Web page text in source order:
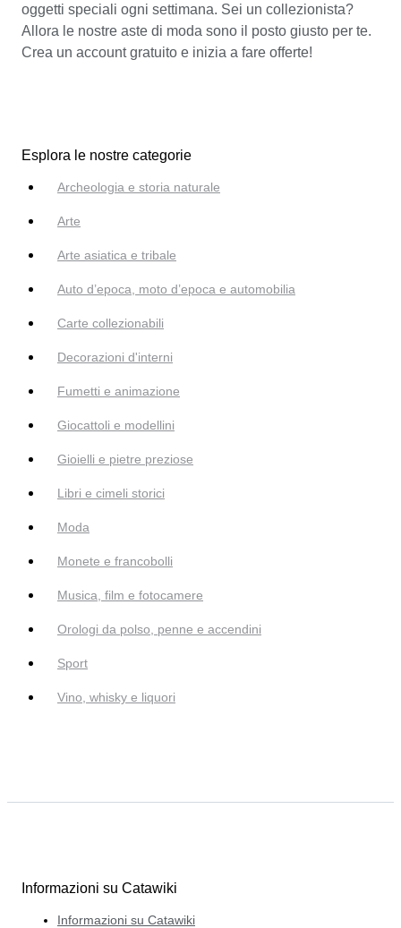
oggetti speciali ogni settimana. Sei un collezionista?
Allora le nostre aste di moda sono il posto giusto per te.
Crea un account gratuito e inizia a fare offerte!
Esplora le nostre categorie
Archeologia e storia naturale
Arte
Arte asiatica e tribale
Auto d’epoca, moto d’epoca e automobilia
Carte collezionabili
Decorazioni d'interni
Fumetti e animazione
Giocattoli e modellini
Gioielli e pietre preziose
Libri e cimeli storici
Moda
Monete e francobolli
Musica, film e fotocamere
Orologi da polso, penne e accendini
Sport
Vino, whisky e liquori
Informazioni su Catawiki
Informazioni su Catawiki